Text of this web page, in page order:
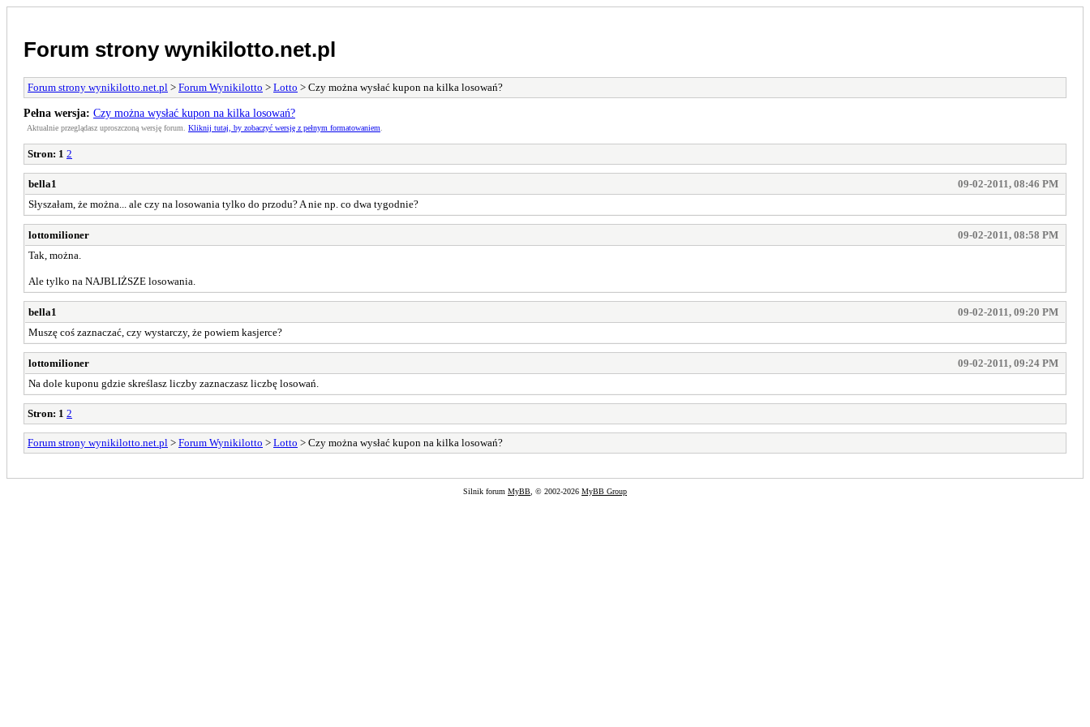
Forum strony wynikilotto.net.pl
Forum strony wynikilotto.net.pl > Forum Wynikilotto > Lotto > Czy można wysłać kupon na kilka losowań?
Pełna wersja: Czy można wysłać kupon na kilka losowań?
Aktualnie przeglądasz uproszczoną wersję forum. Kliknij tutaj, by zobaczyć wersję z pełnym formatowaniem
Stron: 1 2
bella1
09-02-2011, 08:46 PM
Słyszałam, że można... ale czy na losowania tylko do przodu? A nie np. co dwa tygodnie?
lottomilioner
09-02-2011, 08:58 PM
Tak, można.
Ale tylko na NAJBLIŻSZE losowania.
bella1
09-02-2011, 09:20 PM
Muszę coś zaznaczać, czy wystarczy, że powiem kasjerce?
lottomilioner
09-02-2011, 09:24 PM
Na dole kuponu gdzie skreślasz liczby zaznaczasz liczbę losowań.
Stron: 1 2
Forum strony wynikilotto.net.pl > Forum Wynikilotto > Lotto > Czy można wysłać kupon na kilka losowań?
Silnik forum MyBB , © 2002-2026 MyBB Group